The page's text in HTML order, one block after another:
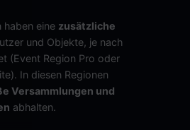
haben eine zusätzliche
und Objekte, je nach
(Event Region Pro oder
In diesen Regionen
Versammlungen und
abhalten.